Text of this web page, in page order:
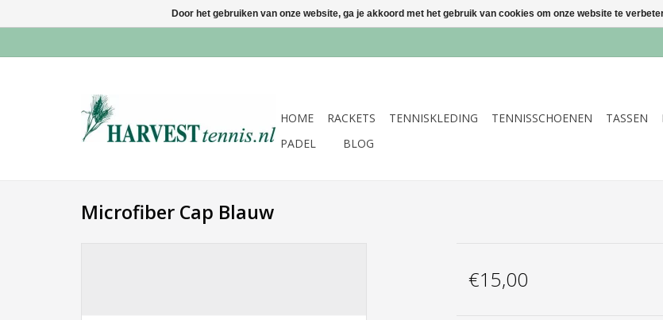
HOME RACKETS TENNISKLEDING TENNISSCHOENEN TASSEN
PADEL
BLOG
Microfiber Cap Blauw
€15,00
Door het gebruiken van onze website, ga je akkoord met het gebruik van cookies om onze website te